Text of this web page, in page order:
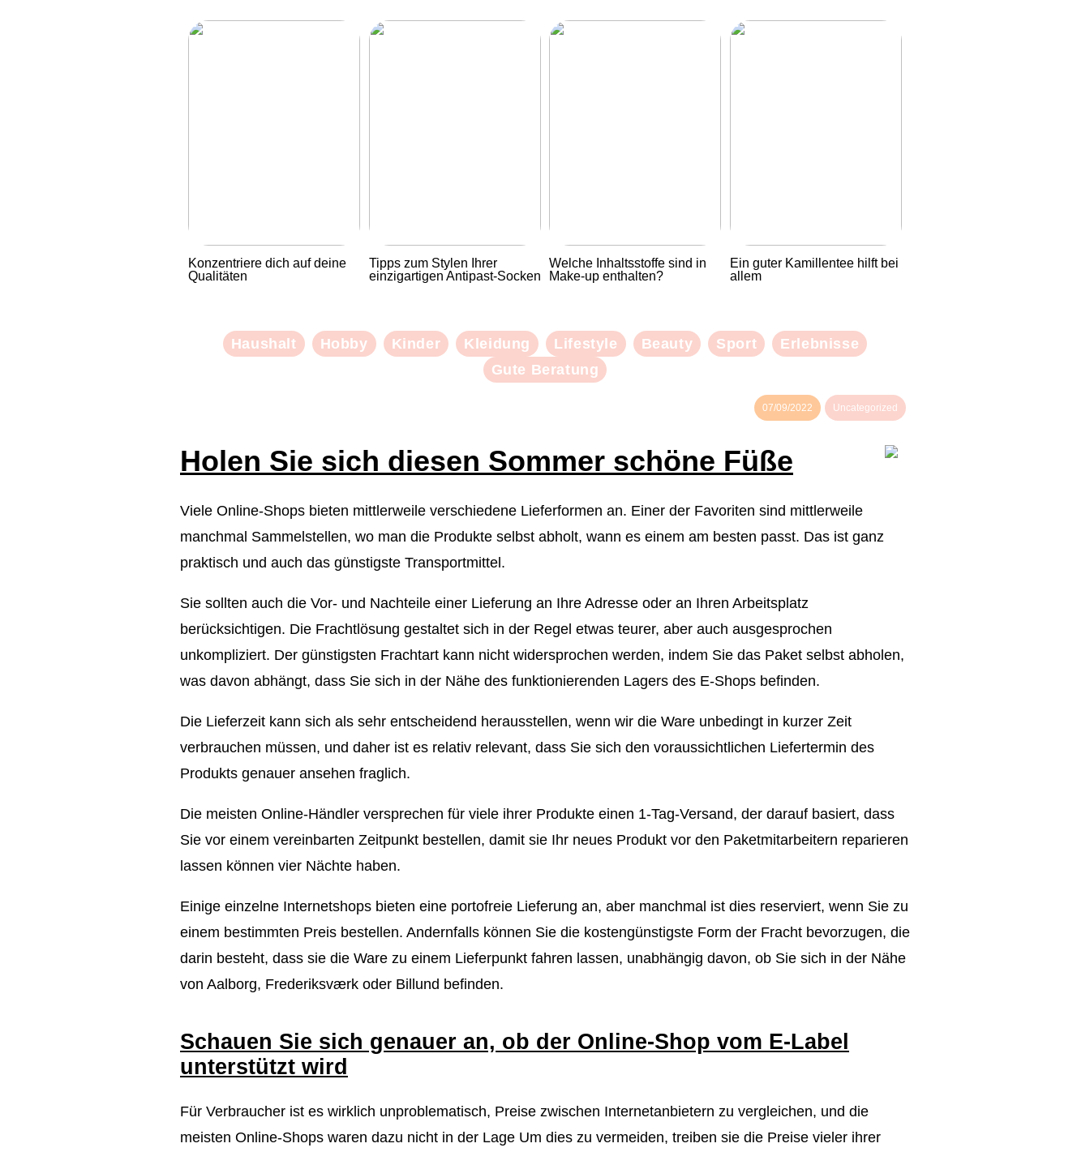
Konzentriere dich auf deine
Qualitäten
Tipps zum Stylen Ihrer
einzigartigen Antipast-Socken
Welche Inhaltsstoffe sind in
Make-up enthalten?
Ein guter Kamillentee hilft bei
allem
Haushalt Hobby Kinder Kleidung Lifestyle Beauty Sport
Erlebnisse
Gute Beratung
07/09/2022 Uncategorized
Holen Sie sich diesen Sommer schöne Füße
Viele Online-Shops bieten mittlerweile verschiedene Lieferformen an. Einer der Favoriten sind mittlerweile
manchmal Sammelstellen, wo man die Produkte selbst abholt, wann es einem am besten passt. Das ist ganz
praktisch und auch das günstigste Transportmittel.
Sie sollten auch die Vor- und Nachteile einer Lieferung an Ihre Adresse oder an Ihren Arbeitsplatz
berücksichtigen. Die Frachtlösung gestaltet sich in der Regel etwas teurer, aber auch ausgesprochen
unkompliziert. Der günstigsten Frachtart kann nicht widersprochen werden, indem Sie das Paket selbst abholen,
was davon abhängt, dass Sie sich in der Nähe des funktionierenden Lagers des E-Shops befinden.
Die Lieferzeit kann sich als sehr entscheidend herausstellen, wenn wir die Ware unbedingt in kurzer Zeit
verbrauchen müssen, und daher ist es relativ relevant, dass Sie sich den voraussichtlichen Liefertermin des
Produkts genauer ansehen fraglich.
Die meisten Online-Händler versprechen für viele ihrer Produkte einen 1-Tag-Versand, der darauf basiert, dass
Sie vor einem vereinbarten Zeitpunkt bestellen, damit sie Ihr neues Produkt vor den Paketmitarbeitern reparieren
lassen können vier Nächte haben.
Einige einzelne Internetshops bieten eine portofreie Lieferung an, aber manchmal ist dies reserviert, wenn Sie zu
einem bestimmten Preis bestellen. Andernfalls können Sie die kostengünstigste Form der Fracht bevorzugen, die
darin besteht, dass sie die Ware zu einem Lieferpunkt fahren lassen, unabhängig davon, ob Sie sich in der Nähe
von Aalborg, Frederiksværk oder Billund befinden.
Schauen Sie sich genauer an, ob der Online-Shop vom E-Label
unterstützt wird
Für Verbraucher ist es wirklich unproblematisch, Preise zwischen Internetanbietern zu vergleichen, und die
meisten Online-Shops waren dazu nicht in der Lage Um dies zu vermeiden, treiben sie die Preise vieler ihrer